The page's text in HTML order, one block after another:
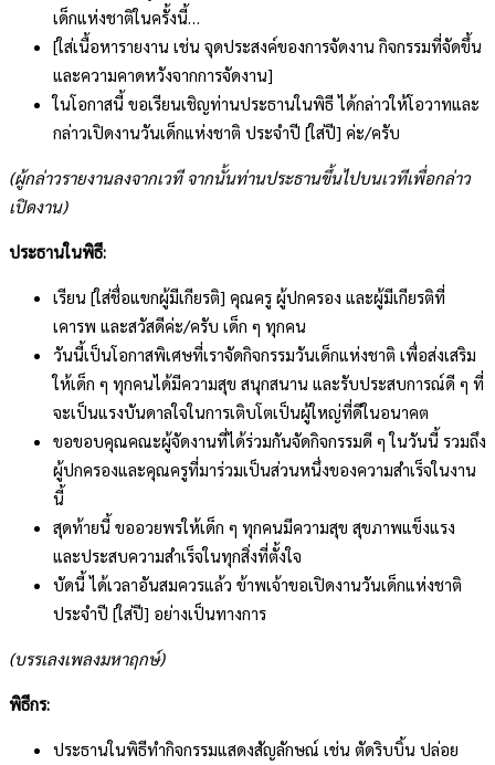
เด็กแห่งชาติในครั้งนี้…
[ใส่เนื้อหารายงาน เช่น จุดประสงค์ของการจัดงาน กิจกรรมที่จัดขึ้น
และความคาดหวังจากการจัดงาน]
ในโอกาสนี้ ขอเรียนเชิญท่านประธานในพิธี ได้กล่าวให้โอวาทและ
กล่าวเปิดงานวันเด็กแห่งชาติ ประจำปี [ใส่ปี] ค่ะ/ครับ
(ผู้กล่าวรายงานลงจากเวที จากนั้นท่านประธานขึ้นไปบนเวทีเพื่อกล่าว
เปิดงาน)
ประธานในพิธี:
เรียน [ใส่ชื่อแขกผู้มีเกียรติ] คุณครู ผู้ปกครอง และผู้มีเกียรติที่
เคารพ และสวัสดีค่ะ/ครับ เด็ก ๆ ทุกคน
วันนี้เป็นโอกาสพิเศษที่เราจัดกิจกรรมวันเด็กแห่งชาติ เพื่อส่งเสริม
ให้เด็ก ๆ ทุกคนได้มีความสุข สนุกสนาน และรับประสบการณ์ดี ๆ ที่
จะเป็นแรงบันดาลใจในการเติบโตเป็นผู้ใหญ่ที่ดีในอนาคต
ขอขอบคุณคณะผู้จัดงานที่ได้ร่วมกันจัดกิจกรรมดี ๆ ในวันนี้ รวมถึง
ผู้ปกครองและคุณครูที่มาร่วมเป็นส่วนหนึ่งของความสำเร็จในงาน
นี้
สุดท้ายนี้ ขออวยพรให้เด็ก ๆ ทุกคนมีความสุข สุขภาพแข็งแรง
และประสบความสำเร็จในทุกสิ่งที่ตั้งใจ
บัดนี้ ได้เวลาอันสมควรแล้ว ข้าพเจ้าขอเปิดงานวันเด็กแห่งชาติ
ประจำปี [ใส่ปี] อย่างเป็นทางการ
(บรรเลงเพลงมหาฤกษ์)
พิธีกร:
ประธานในพิธีทำกิจกรรมแสดงสัญลักษณ์ เช่น ตัดริบบิ้น ปล่อย